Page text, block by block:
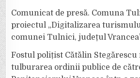
Comunicat de presă. Comuna
proiectul „Digitalizarea
comunei Tulnici, județul
Fostul polițist Cătălin Stegărescu
tulburarea ordinii publice de